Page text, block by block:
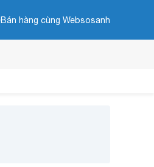
Bán hàng cùng Websosanh